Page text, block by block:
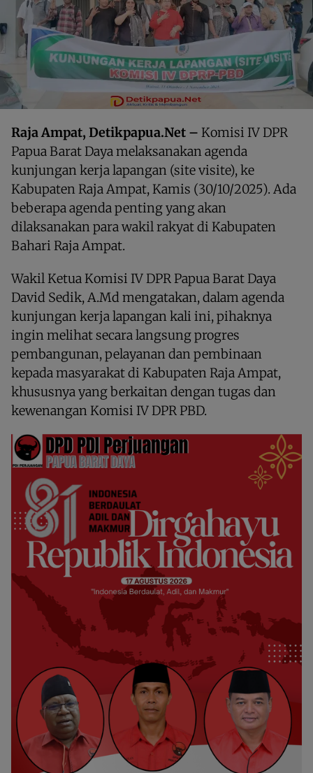
Raja Ampat, Detikpapua.Net – Komisi IV DPR
Papua Barat Daya melaksanakan agenda
kunjungan kerja lapangan (site visite), ke
Kabupaten Raja Ampat, Kamis (30/10/2025). Ada
beberapa agenda penting yang akan
dilaksanakan para wakil rakyat di Kabupaten
Bahari Raja Ampat.
Wakil Ketua Komisi IV DPR Papua Barat Daya
David Sedik, A.Md mengatakan, dalam agenda
kunjungan kerja lapangan kali ini, pihaknya
ingin melihat secara langsung progres
pembangunan, pelayanan dan pembinaan
kepada masyarakat di Kabupaten Raja Ampat,
khususnya yang berkaitan dengan tugas dan
kewenangan Komisi IV DPR PBD.